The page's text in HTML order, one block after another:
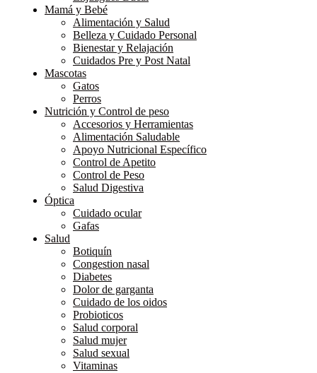
Mamá y Bebé
Alimentación y Salud
Belleza y Cuidado Personal
Bienestar y Relajación
Cuidados Pre y Post Natal
Mascotas
Gatos
Perros
Nutrición y Control de peso
Accesorios y Herramientas
Alimentación Saludable
Apoyo Nutricional Específico
Control de Apetito
Control de Peso
Salud Digestiva
Óptica
Cuidado ocular
Gafas
Salud
Botiquín
Congestion nasal
Diabetes
Dolor de garganta
Cuidado de los oidos
Probioticos
Salud corporal
Salud mujer
Salud sexual
Vitaminas